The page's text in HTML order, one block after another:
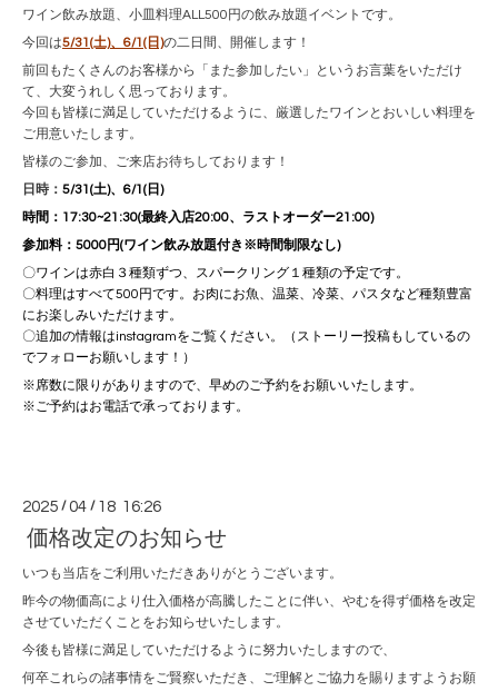
ワイン飲み放題、小皿料理ALL500円の飲み放題イベントです。
今回は5/31(土)、6/1(日)の二日間、開催します！
前回もたくさんのお客様から「また参加したい」というお言葉をいただけ
て、大変うれしく思っております。
今回も皆様に満足していただけるように、厳選したワインとおいしい料理を
ご用意いたします。
皆様のご参加、ご来店お待ちしております！
日時： 5/31(土)、6/1(日)
時間：17:30~21:30(最終入店20:00、ラストオーダー21:00)
参加料：5000円(ワイン飲み放題付き※時間制限なし)
〇ワインは赤白３種類ずつ、スパークリング１種類の予定です。
〇料理はすべて500円です。お肉にお魚、温菜、冷菜、パスタなど種類豊富
にお楽しみいただけます。
〇追加の情報はinstagramをご覧ください。（ストーリー投稿もしているの
でフォローお願いします！）
※席数に限りがありますので、早めのご予約をお願いいたします。
※ご予約はお電話で承っております。
2025 /04 / 18 16:26
価格改定のお知らせ
いつも当店をご利用いただきありがとうございます。
昨今の物価高により仕入価格が高騰したことに伴い、やむを得ず価格を改定
させていただくことをお知らせいたします。
今後も皆様に満足していただけるように努力いたしますので、
何卒これらの諸事情をご賢察いただき、ご理解とご協力を賜りますようお願